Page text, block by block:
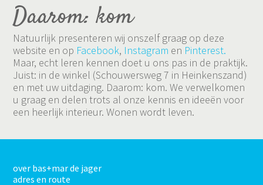
Daarom: kom
Natuurlijk presenteren wij onszelf graag op deze
website en op Facebook, Instagram en Pinterest.
Maar, echt leren kennen doet u ons pas in de praktijk.
Juist: in de winkel (Schouwersweg 7 in Heinkenszand)
en met uw uitdaging. Daarom: kom. We verwelkomen
u graag en delen trots al onze kennis en ideeën voor
een heerlijk interieur. Wonen wordt leven.
over bas+mar de jager
adres en route